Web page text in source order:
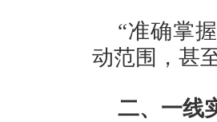
“准确掌
动范围，甚
二、一线